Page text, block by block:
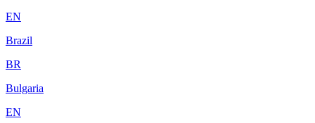
EN
Brazil
BR
Bulgaria
EN